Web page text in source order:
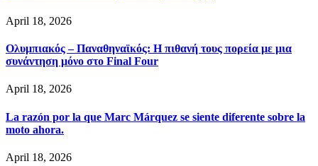
April 18, 2026
Ολυμπιακός – Παναθηναϊκός: Η πιθανή τους πορεία με μια
συνάντηση μόνο στο Final Four
April 18, 2026
La razón por la que Marc Márquez se siente diferente sobre la
moto ahora.
April 18, 2026